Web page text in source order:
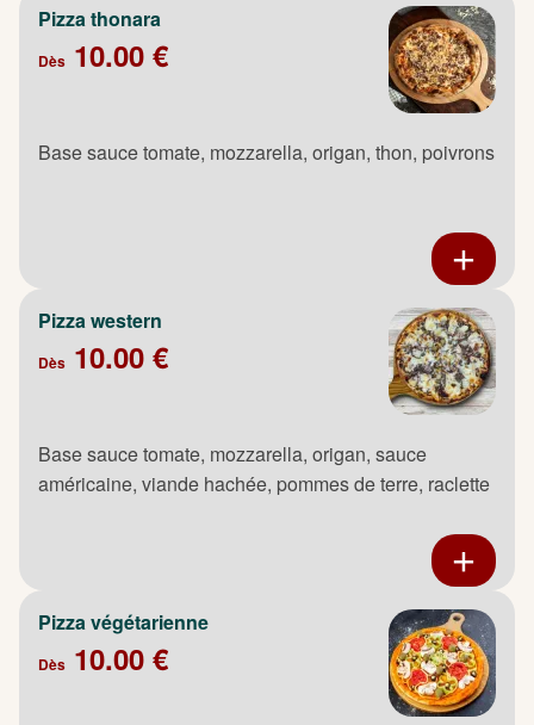
Pizza thonara
Dès 10.00 €
Base sauce tomate, mozzarella, origan, thon, poivrons
Pizza western
Dès 10.00 €
Base sauce tomate, mozzarella, origan, sauce
américaine, viande hachée, pommes de terre, raclette
Pizza végétarienne
Dès 10.00 €